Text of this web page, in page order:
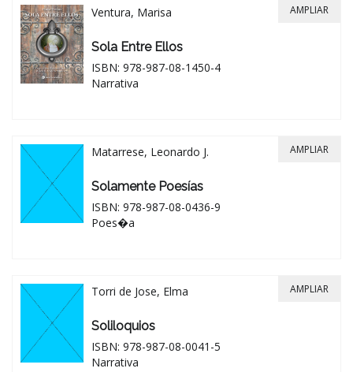
Ventura, Marisa
Sola Entre Ellos
ISBN: 978-987-08-1450-4
Narrativa
AMPLIAR
Matarrese, Leonardo J.
Solamente Poesías
ISBN: 978-987-08-0436-9
Poes�a
AMPLIAR
Torri de Jose, Elma
Soliloquios
ISBN: 978-987-08-0041-5
Narrativa
AMPLIAR